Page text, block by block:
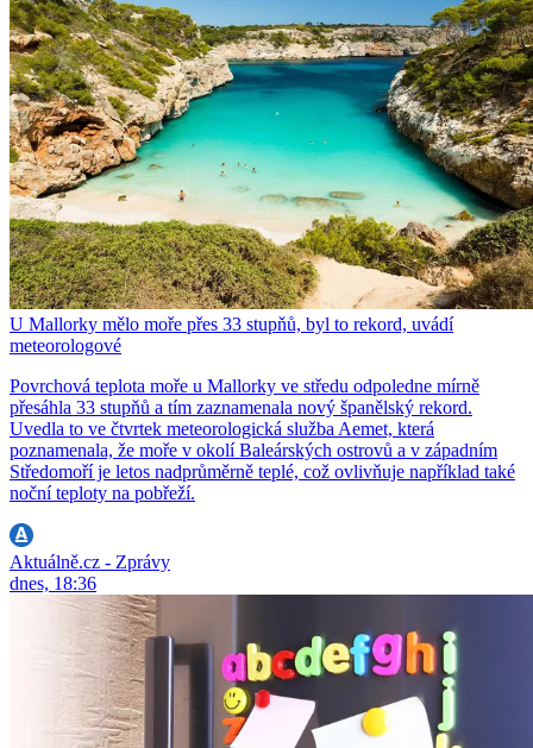
U Mallorky mělo moře přes 33 stupňů, byl to rekord, uvádí
meteorologové
Povrchová teplota moře u Mallorky ve středu odpoledne mírně
přesáhla 33 stupňů a tím zaznamenala nový španělský rekord.
Uvedla to ve čtvrtek meteorologická služba Aemet, která
poznamenala, že moře v okolí Baleárských ostrovů a v západním
Středomoří je letos nadprůměrně teplé, což ovlivňuje například také
noční teploty na pobřeží.
Aktuálně.cz - Zprávy
dnes, 18:36